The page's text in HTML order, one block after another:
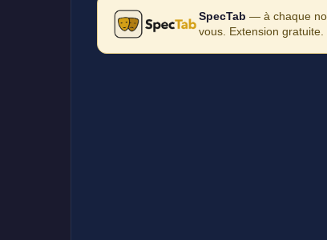
SpecTab — à chaque
vous. Extension gratuite.